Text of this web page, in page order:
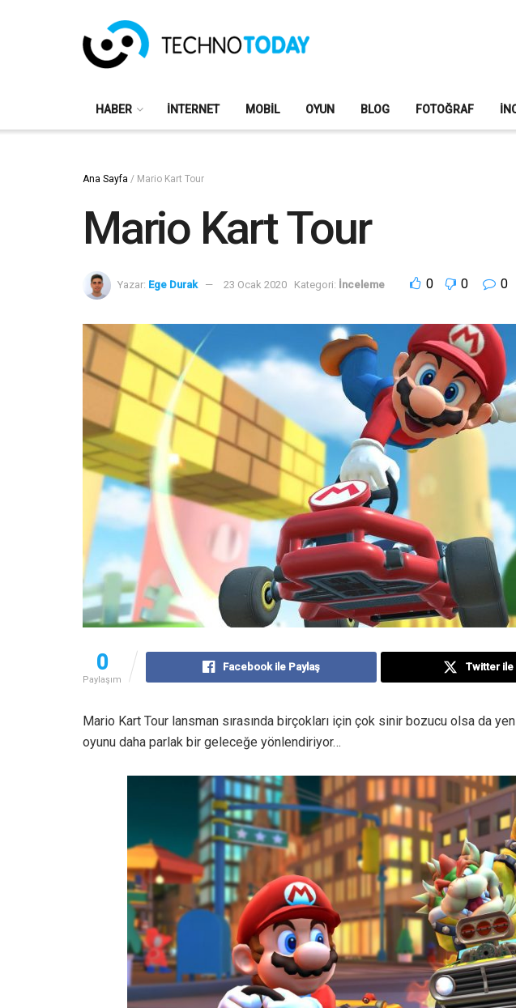
HABER İNTERNET MOBIL OYUN BLOG FOTOĞRAF
Ana Sayfa / Mario Kart Tour
Mario Kart Tour
Yazar: Ege Durak 23 Ocak 2020 Kategori: İnceleme 0 0 0
0
Paylaşım
Facebook ile Paylaş Twitter ile
Mario Kart Tour lansman sırasında birçokları için çok sinir bozucu olsa da
oyunu daha parlak bir geleceğe yönlendiriyor…